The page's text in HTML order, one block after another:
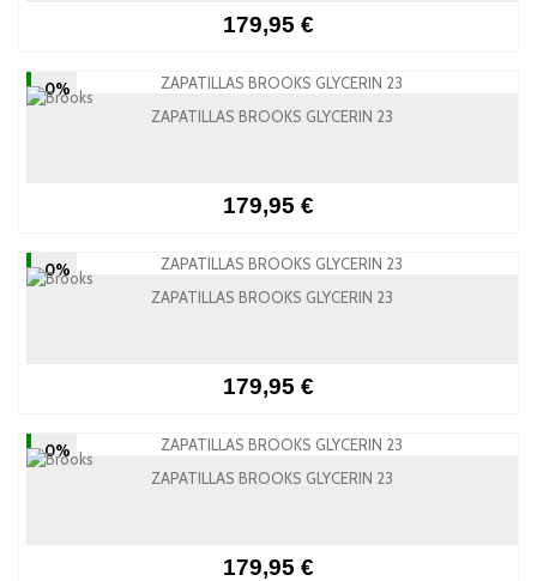
179,95 €
-0%
ZAPATILLAS BROOKS GLYCERIN 23
179,95 €
-0%
ZAPATILLAS BROOKS GLYCERIN 23
179,95 €
-0%
ZAPATILLAS BROOKS GLYCERIN 23
179,95 €